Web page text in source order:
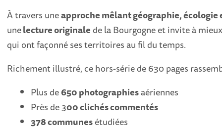
À travers uneapproche mêlant géographie, écologie
unelecture originale de la Bourgogne et invite à
qui ont façonné ses territoires au fil du temps.
Richement illustré, ce hors-série de 630 pages
Plus de650 photographiesaériennes
Près de 300 clichés commentés
378 communesétudiées